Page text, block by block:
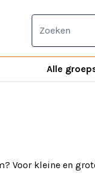
Alle
Voor kleine en